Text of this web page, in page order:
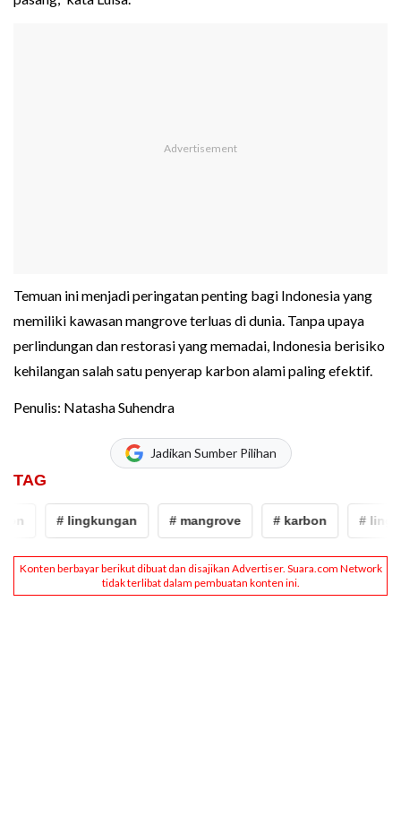
Temuan ini menjadi peringatan penting bagi Indonesia yang
memiliki kawasan mangrove terluas di dunia. Tanpa upaya
perlindungan dan restorasi yang memadai, Indonesia berisiko
kehilangan salah satu penyerap karbon alami paling efektif.
Penulis: Natasha Suhendra
Jadikan Sumber Pilihan
TAG
# lingkungan # mangrove # karbon #